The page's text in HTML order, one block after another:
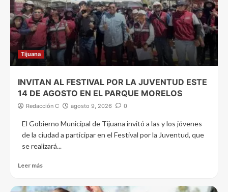
Tijuana
INVITAN AL FESTIVAL POR LA JUVENTUD ESTE
14 DE AGOSTO EN EL PARQUE MORELOS
Redacción C agosto 9, 2026 0
El Gobierno Municipal de Tijuana invitó a las y los jóvenes
de la ciudad a participar en el Festival por la Juventud, que
se realizará...
Leer más